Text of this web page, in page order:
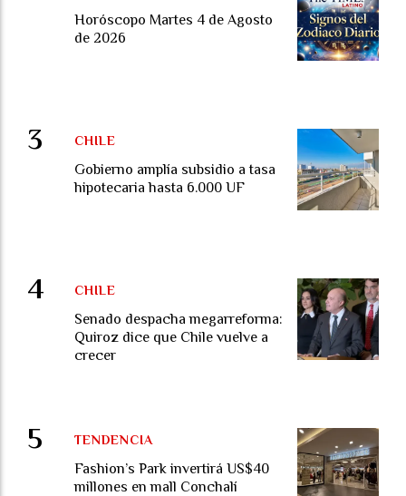
Horóscopo Martes 4 de Agosto
de 2026
Gobierno amplía subsidio a tasa
hipotecaria hasta 6.000 UF
CHILE
Senado despacha megarreforma:
Quiroz dice que Chile vuelve a
crecer
CHILE
Fashion’s Park invertirá US$40
millones en mall Conchalí
TENDENCIA